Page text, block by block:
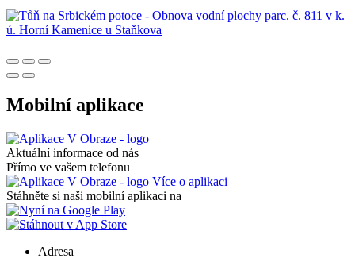
Mobilní aplikace
Aktuální informace od nás
Přímo ve vašem telefonu
Více o aplikaci
Stáhněte si naši mobilní aplikaci na
Adresa